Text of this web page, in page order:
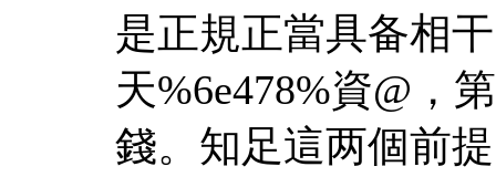
是正規正當具备相
天%6e478%資@，
錢。知足這两個前